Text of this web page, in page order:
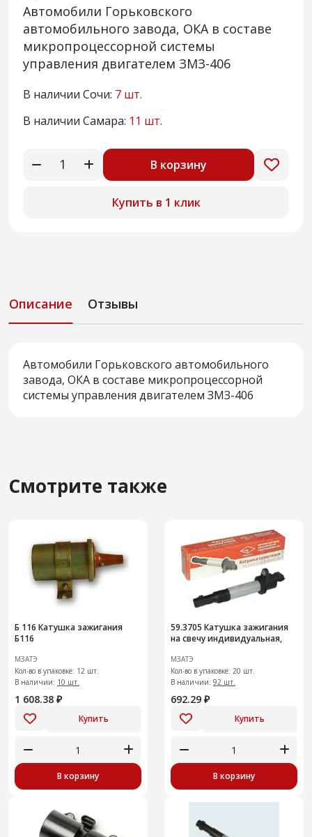
Автомобили Горьковского
автомобильного завода, ОКА в составе
микропроцессорной системы
управления двигателем ЗМЗ-406
В наличии Сочи: 7 шт.
В наличии Самара: 11 шт.
В корзину
Купить в 1 клик
Описание Отзывы
Автомобили Горьковского автомобильного
завода, ОКА в составе микропроцессорной
системы управления двигателем ЗМЗ-406
Смотрите также
Б 116 Катушка зажигания
Б116
МЗАТЭ
Кол-во в упаковке: 12 шт.
В наличии: 10 шт.
1 608.38 ₽
Купить
В корзину
59.3705 Катушка зажигания
на свечу индивидуальная,
МЗАТЭ
Кол-во в упаковке: 20 шт.
В наличии: 92 шт.
692.29 ₽
Купить
В корзину